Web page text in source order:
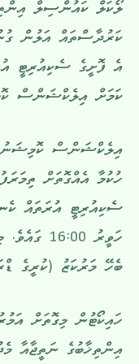
ލޯކަލް ކައުންސިލް
ކަރުދާސްތައް އަލުން
އެ ފޮށީގެ ސެކިއުރިޓީ
ކަމަށް އިލެކްޝަންސް
އިލެކްޝަންސް
ސެކިއުރިޓީ އުރަތައް
ހަވީރު
ބެހޭ މަރުކަޒު (ކުރީގެ
ހައިކޯޓުން މިގޮތަށް
އިންތިޚާބުގެ ނަތީޖާއާ